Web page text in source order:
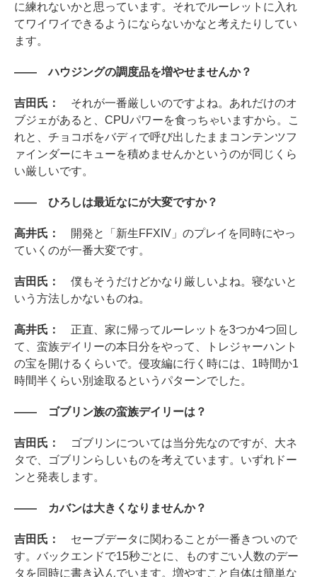
に練れないかと思っています。それでルーレットに入れ
てワイワイできるようにならないかなと考えたりしてい
ます。
―― ハウジングの調度品を増やせませんか？
吉田氏： それが一番厳しいのですよね。あれだけのオ
ブジェがあると、CPUパワーを食っちゃいますから。こ
れと、チョコボをバディで呼び出したままコンテンツフ
ァインダーにキューを積めませんかというのが同じくら
い厳しいです。
―― ひろしは最近なにが大変ですか？
高井氏：
開発と「新生FFXIV」のプレイを同時にやっ
ていくのが一番大変です。
吉田氏： 僕もそうだけどかなり厳しいよね。寝ないと
いう方法しかないものね。
高井氏： 正直、家に帰ってルーレットを3つか4つ回し
て、蛮族デイリーの本日分をやって、トレジャーハント
の宝を開けるくらいで。侵攻編に行く時には、1時間か1
時間半くらい別途取るというパターンでした。
―― ゴブリン族の蛮族デイリーは？
吉田氏：
ゴブリンについては当分先なのですが、大ネ
タで、ゴブリンらしいものを考えています。いずれドー
ンと発表します。
―― カバンは大きくなりませんか？
吉田氏： セーブデータに関わることが一番きついので
す。バックエンドで15秒ごとに、ものすごい人数のデー
タを同時に書き込んでいます。増やすこと自体は簡単な